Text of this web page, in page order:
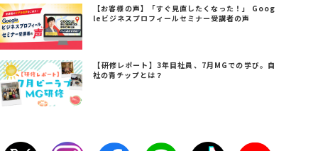
【お客様の声】「すぐ見直したくなった！」 Goog
leビジネスプロフィールセミナー受講者の声
【研修レポート】3年目社員、7月MGでの学び。自
社の青チップとは？